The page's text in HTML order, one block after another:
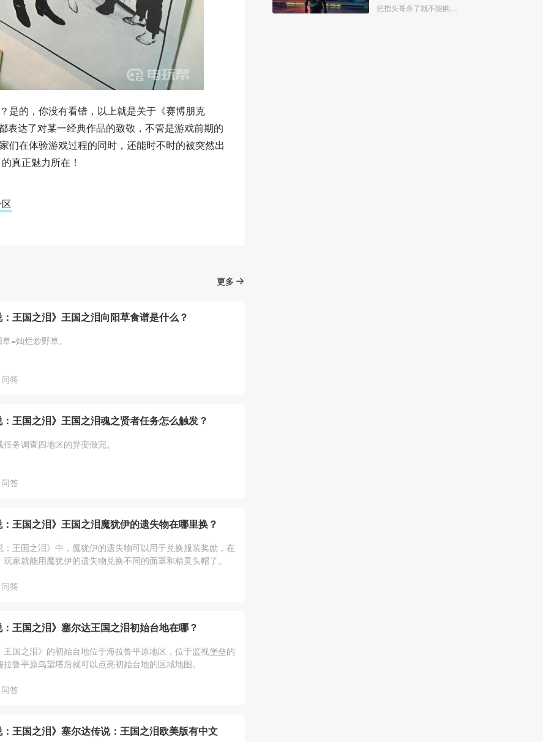
是的，你没有看错，以上就是关于《赛博朋克
表达了对某一经典作品的致敬，不管是游戏前期的
们在体验游戏过程的同时，还能时不时的被突然出
真正魅力所在！
更多
：王国之泪》王国之泪向阳草食谱是什么？
=灿烂炒野草。
问答
：王国之泪》王国之泪魂之贤者任务怎么触发？
务调查四地区的异变做完。
问答
：王国之泪》王国之泪魔犹伊的遗失物在哪里换？
：王国之泪》中，魔犹伊的遗失物可以用于兑换服装奖励，在
家就能用魔犹伊的遗失物兑换不同的面罩和精灵头帽了。
问答
：王国之泪》塞尔达王国之泪初始台地在哪？
王国之泪》的初始台地位于海拉鲁平原地区，位于监视堡垒的
鲁平原鸟望塔后就可以点亮初始台地的区域地图。
问答
：王国之泪》塞尔达传说：王国之泪欧美版有中文